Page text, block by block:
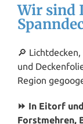
Wir sind
🔎
und
Region
⏩ In Eitorf
Forstmehren,